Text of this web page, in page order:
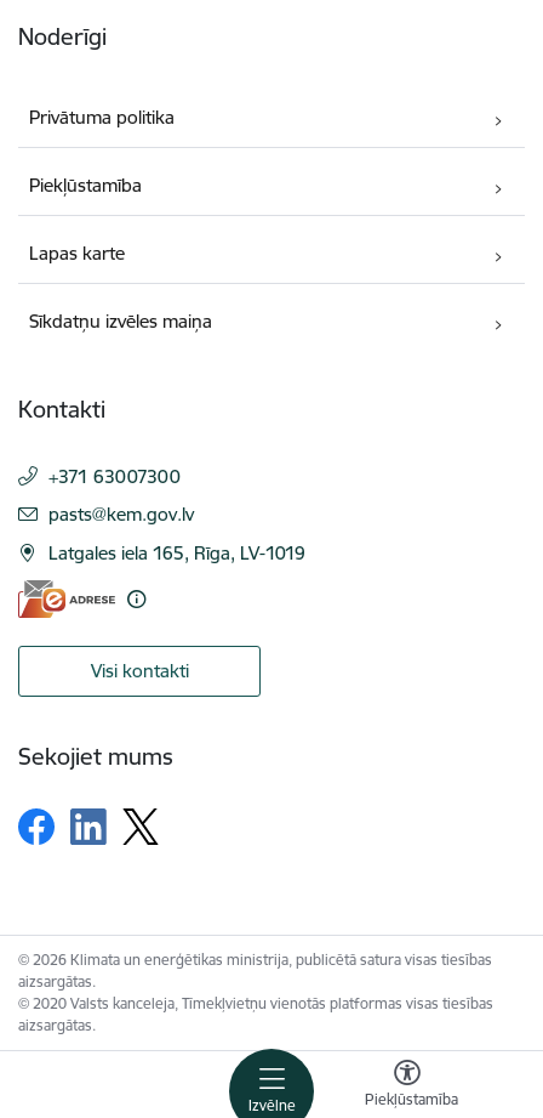
Izvēlne Piekļūstamība
Noderīgi
Privātuma politika
Piekļūstamība
Lapas karte
Sīkdatņu izvēles maiņa
Kontakti
+371 63007300
E-pasts:
pasts@kem.gov.lv
Latgales iela 165, Rīga, LV-1019
Visi kontakti
Sekojiet mums
© 2026 Klimata un enerģētikas ministrija, publicētā satura visas tiesības
aizsargātas.
© 2020 Valsts kanceleja, Tīmekļvietņu vienotās platformas visas tiesības
aizsargātas.